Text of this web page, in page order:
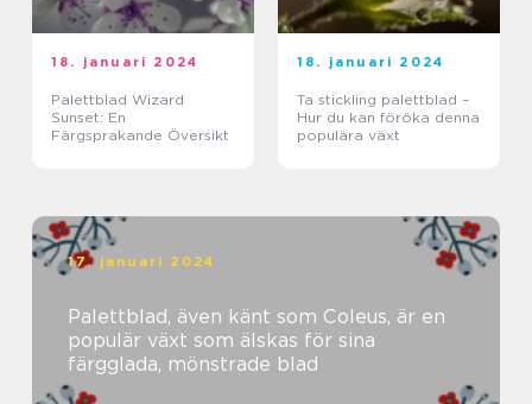
18. januari 2024
Palettblad Wizard
Sunset: En
Färgsprakande Översikt
18. januari 2024
Ta stickling palettblad –
Hur du kan föröka denna
populära växt
17. januari 2024
Palettblad, även känt som Coleus, är en
populär växt som älskas för sina
färgglada, mönstrade blad